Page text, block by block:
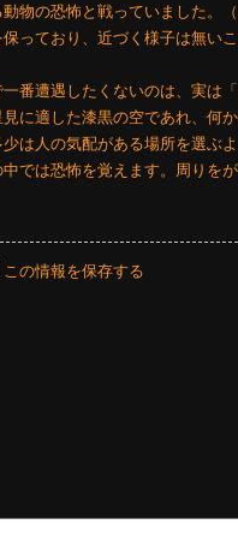
物の恐怖と戦っていました。
っており、近づく様子は無い
番遭遇したくないのは、実は
に適した漆黒の空であれ、何
は人の気配がある場所を選ぶ
では恐怖を覚えます。周りを
この情報を保存する